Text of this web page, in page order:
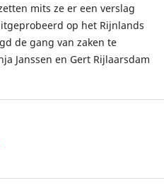
mits ze er een verslag
op het Rijnlands
de gang van zaken te
Janssen en Gert Rijlaarsdam